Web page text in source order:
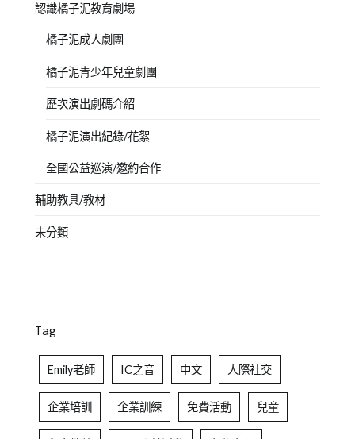
認識橘子泥教育劇場
橘子泥成人劇團
橘子泥青少年兒童劇團
歷次演出劇碼介紹
橘子泥演出紀錄/花絮
全國公益巡演/邀約合作
輔助教具/教材
未分類
Tag
Emily老師 IC之音 中文 人際社交
企業培訓 企業訓練 免費活動 兒童